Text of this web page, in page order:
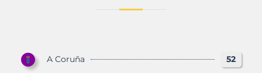
A Coruña 52